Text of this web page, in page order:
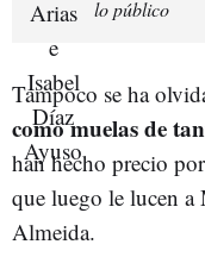
lo público
Tampoco se ha
como muelas de
han hecho precio
que luego le lucen
Almeida.